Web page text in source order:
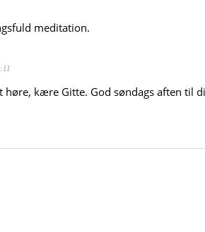
meditation.
høre, kære Gitte. God søndags aften til